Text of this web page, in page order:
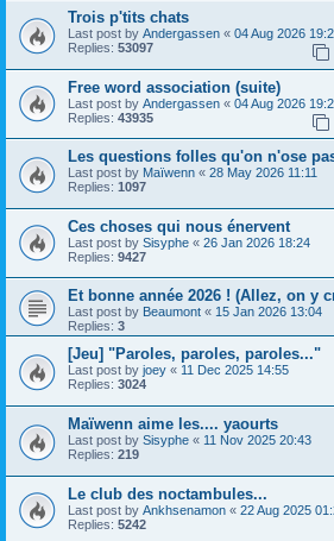
Trois p'tits chats
Last post by Andergassen « 04 Aug 2026
Replies: 53097
Free word association (suite)
Last post by Andergassen « 04 Aug 2026
Replies: 43935
Les questions folles qu'on n'ose
Last post by Maïwenn « 28 May 2026 11:11
Replies: 1097
Ces choses qui nous énervent
Last post by Sisyphe « 26 Jan 2026 18:24
Replies: 9427
Et bonne année 2026 ! (Allez, on y
Last post by Beaumont « 15 Jan 2026 13:04
Replies: 3
[Jeu] "Paroles, paroles, paroles..."
Last post by joey « 11 Dec 2025 14:55
Replies: 3024
Maïwenn aime les.... yaourts
Last post by Sisyphe « 11 Nov 2025 20:43
Replies: 219
Le club des noctambules...
Last post by Ankhsenamon « 22 Aug 2025
Replies: 5242